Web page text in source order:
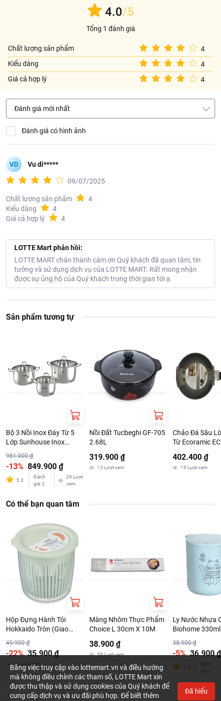
Tên công ty: CONG TY TNHH TITANI VIET NAM
Địa chỉ: 30/5C ấp Đông Lân, Xã Bà Điểm, Thành phố Hồ Chí
Minh, Việt Nam
4.0/5
Tổng 1 đánh giá
Chất lượng sản phẩm
4
Kiểu dáng
4
Giá cả hợp lý
4
Đánh giá mới nhất
Đánh giá có hình ảnh
VD Vu di*****
09/07/2025
Chất lượng sản phẩm
4
Kiểu dáng
4
Giá cả hợp lý
4
LOTTE Mart phản hồi:
LOTTE MART chân thành cám ơn Quý khách đã quan tâm, tin
tưởng và sử dụng dịch vụ của LOTTE MART. Rất mong nhận
được sự ủng hộ của Quý khách trong thời gian tới ạ.
Sản phẩm tương tự
Bộ 3 Nồi Inox Đáy Từ 5
Lớp Sunhouse Inox
981.000 ₫
-13% 849.900 ₫
5.0
Đánh
giá:2
29 Lượt
xem
Nồi Đất Tucbeghi GF-705
2.68L
319.900 ₫
13 Lượt xem
Chảo Đá Sâu
Từ Ecoramic
402.400 ₫
19 Lượt xem
Có thể bạn quan tâm
Hộp Đựng Hành Tỏi
Hokkaido Tròn (Giao
45.900 ₫
-22% 35.900 ₫
15 Lượt xem
Màng Nhôm Thực Phẩm
Choice L 30cm X 10M
38.900 ₫
58Lượt xem
Ly Nước Nhựa
Biohome
38.900 ₫
-5% 36.900 ₫
5.0
Đánh
giá
Bằng việc truy cập vào lottemart.vn và điều hướng
mà không điều chỉnh các tham số, LOTTE Mart xin
được thu thập và sử dụng cookies của Quý khách để
cung cấp dịch vụ và ưu đãi phù hợp. Để biết thêm
Đã hiểu